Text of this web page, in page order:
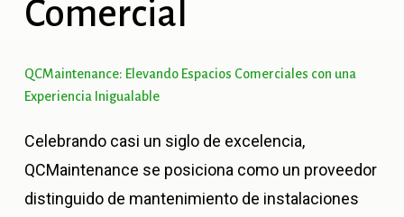
Comercial
QCMaintenance: Elevando Espacios Comerciales con una
Experiencia Inigualable
Celebrando casi un siglo de excelencia,
QCMaintenance se posiciona como un proveedor
distinguido de mantenimiento de instalaciones